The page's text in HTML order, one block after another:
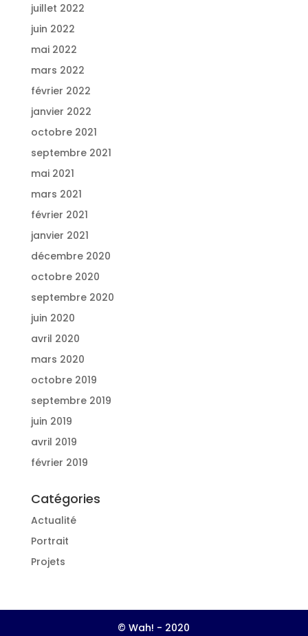
juillet 2022
juin 2022
mai 2022
mars 2022
février 2022
janvier 2022
octobre 2021
septembre 2021
mai 2021
mars 2021
février 2021
janvier 2021
décembre 2020
octobre 2020
septembre 2020
juin 2020
avril 2020
mars 2020
octobre 2019
septembre 2019
juin 2019
avril 2019
février 2019
Catégories
Actualité
Portrait
Projets
© Wah! - 2020